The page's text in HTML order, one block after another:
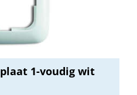
1-voudig wit